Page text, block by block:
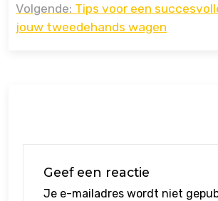
Volgende: Tips voor een
jouw tweedehands wagen
Geef een reactie
Je e-mailadres wordt niet